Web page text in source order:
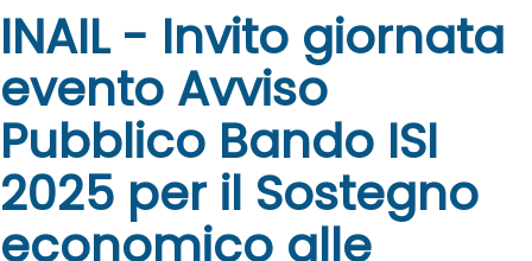
INAIL - Invito giornata
evento Avviso
Pubblico Bando ISI
2025 per il Sostegno
economico alle